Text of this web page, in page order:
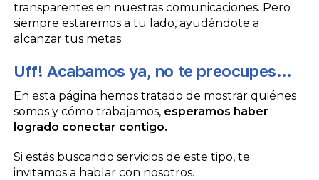
transparentes en nuestras comunicaciones. Pero
siempre estaremos a tu lado, ayudándote a
alcanzar tus metas.
Uff! Acabamos ya, no te preocupes…
En esta página hemos tratado de mostrar quiénes
somos y cómo trabajamos, esperamos haber
logrado conectar contigo.
Si estás buscando servicios de este tipo, te
invitamos a hablar con nosotros.